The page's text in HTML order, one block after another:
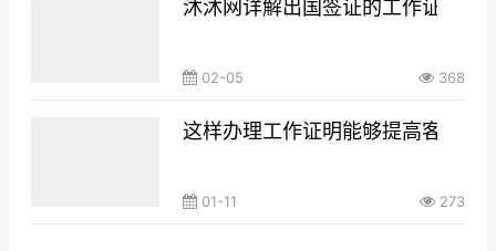
沐沐网详解出国签证的工作证明范
02-05 368
这样办理工作证明能够提高客户的
01-11 273